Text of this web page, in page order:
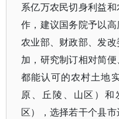
系亿万农民切身利益
作，建议国务院予以高
农业部、财政部、发
加，研究制订相对简
都能认可的农村土地
原、丘陵、山区）
区），选择若干个县